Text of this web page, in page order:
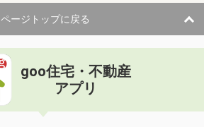
ページトップに戻る
goo住宅・不動産
アプリ